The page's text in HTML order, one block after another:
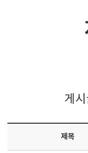
게
제목